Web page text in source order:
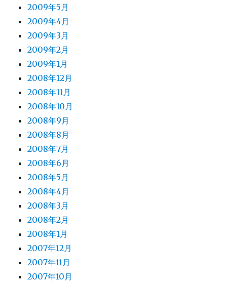
2009年5月
2009年4月
2009年3月
2009年2月
2009年1月
2008年12月
2008年11月
2008年10月
2008年9月
2008年8月
2008年7月
2008年6月
2008年5月
2008年4月
2008年3月
2008年2月
2008年1月
2007年12月
2007年11月
2007年10月